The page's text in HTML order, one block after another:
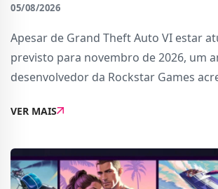
05/08/2026
Apesar de Grand Theft Auto VI estar
previsto para novembro de 2026, um
desenvolvedor da Rockstar Games
entrevista ao Indy100, Mike York, que
VER MAIS